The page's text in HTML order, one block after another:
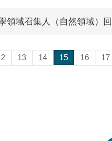
領域召集人（自然領域）
13 14 15 16 17